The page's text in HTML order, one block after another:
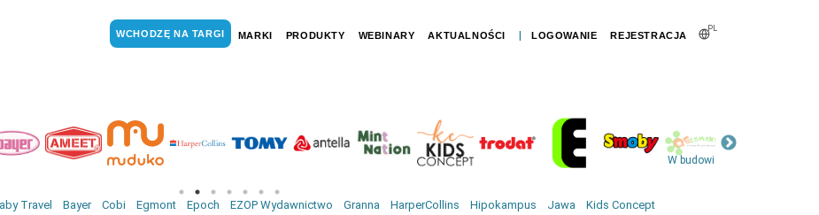
PL
WCHODZĘ NA TARGI MARKI PRODUKTY WEBINARY AKTUALNOŚCI | LOGOWANIE REJESTRACJA
W budowie
Travel Bayer Cobi Egmont Epoch EZOP Wydawnictwo Granna HarperCollins Hipokampus Jawa
Kids Concept